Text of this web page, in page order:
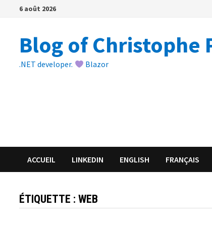
Passer6 août 2026
Blog of Christophe
.NET developer. Blazor
ACCUEIL LINKEDIN ENGLISH FRANÇAIS
ÉTIQUETTE :WEB